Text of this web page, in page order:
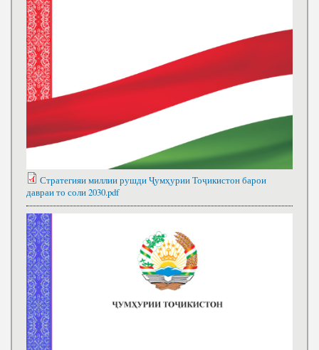
Стратегияи миллии рушди Ҷумҳурии Тоҷикистон барои
давраи то соли 2030.pdf